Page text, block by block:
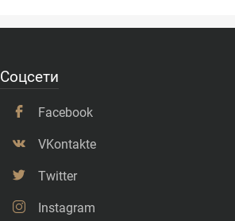
Соцсети
Facebook
VKontakte
Twitter
Instagram